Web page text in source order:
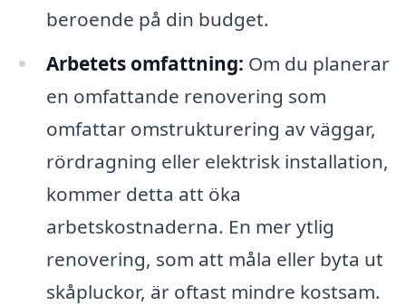
beroende på din budget.
Arbetets omfattning: Om du planerar
en omfattande renovering som
omfattar omstrukturering av väggar,
rördragning eller elektrisk installation,
kommer detta att öka
arbetskostnaderna. En mer ytlig
renovering, som att måla eller byta ut
skåpluckor, är oftast mindre kostsam.